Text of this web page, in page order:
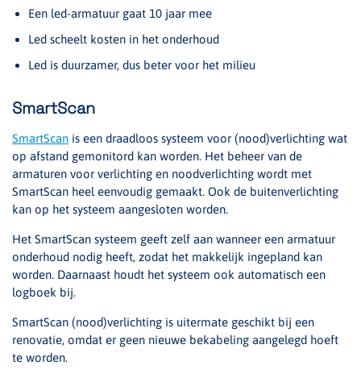
Een led-armatuur gaat 10 jaar mee
Led scheelt kosten in het onderhoud
Led is duurzamer, dus beter voor het milieu
SmartScan
SmartScan is een draadloos systeem voor (nood)verlichting wat
op afstand gemonitord kan worden. Het beheer van de
armaturen voor verlichting en noodverlichting wordt met
SmartScan heel eenvoudig gemaakt. Ook de buitenverlichting
kan op het systeem aangesloten worden.
Het SmartScan systeem geeft zelf aan wanneer een armatuur
onderhoud nodig heeft, zodat het makkelijk ingepland kan
worden. Daarnaast houdt het systeem ook automatisch een
logboek bij.
SmartScan (nood)verlichting is uitermate geschikt bij een
renovatie, omdat er geen nieuwe bekabeling aangelegd hoeft
te worden.